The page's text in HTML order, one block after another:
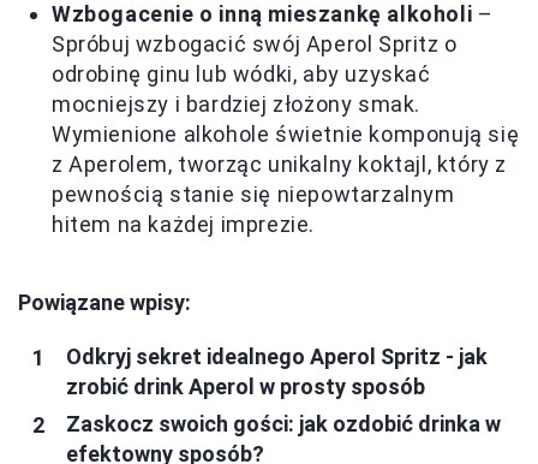
Wzbogacenie o inną mieszankę alkoholi –
Spróbuj wzbogacić swój Aperol Spritz o
odrobinę ginu lub wódki, aby uzyskać
mocniejszy i bardziej złożony smak.
Wymienione alkohole świetnie komponują się
z Aperolem, tworząc unikalny koktajl, który z
pewnością stanie się niepowtarzalnym
hitem na każdej imprezie.
Powiązane wpisy:
Odkryj sekret idealnego Aperol Spritz - jak
zrobić drink Aperol w prosty sposób
Zaskocz swoich gości: jak ozdobić drinka w
efektowny sposób?